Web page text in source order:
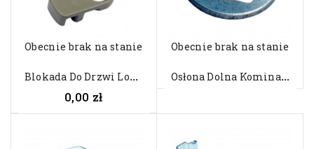
Obecnie brak na stanie
B
Lokada Do Drzwi Lodówki...
0,00 zł
Obecnie brak na stanie
O
Słona Dolna Komina Do Lodówki...